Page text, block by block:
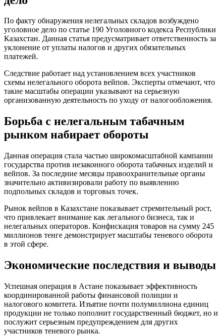
По факту обнаружения нелегальных складов возбуждено
уголовное дело по статье 190 Уголовного кодекса Республики
Казахстан. Данная статья предусматривает ответственность за
уклонение от уплаты налогов и других обязательных
платежей.
Следствие работает над установлением всех участников
схемы нелегального оборота вейпов. Эксперты отмечают, что
такие масштабы операции указывают на серьезную
организованную деятельность по уходу от налогообложения.
Борьба с нелегальным табачным
рынком набирает обороты
Данная операция стала частью широкомасштабной кампании
государства против незаконного оборота табачных изделий и
вейпов. За последние месяцы правоохранительные органы
значительно активизировали работу по выявлению
подпольных складов и торговых точек.
Рынок вейпов в Казахстане показывает стремительный рост,
что привлекает внимание как легального бизнеса, так и
нелегальных операторов. Конфискация товаров на сумму 245
миллионов тенге демонстрирует масштабы теневого оборота
в этой сфере.
Экономические последствия и выводы
Успешная операция в Астане показывает эффективность
координированной работы финансовой полиции и
налогового комитета. Изъятие почти полумиллиона единиц
продукции не только пополнит государственный бюджет, но и
послужит серьезным предупреждением для других
участников теневого рынка.